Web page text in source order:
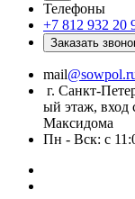
Телефоны
+7 812 932 20
Заказать
mail
г. Санкт-
ый этаж, вход
Максидома
Пн - Вск: с